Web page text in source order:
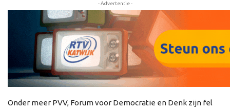
- Advertentie -
Onder meer PVV, Forum voor Democratie en Denk zijn fel